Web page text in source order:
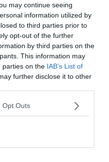
may continue seeing
information utilized by
to third parties prior to
opt-out of the further
by third parties on the
This information may
parties on the IAB’s List of
further disclose it to other
Opt Outs
aveva 13 anni, in
un formaggio
quattordicenne